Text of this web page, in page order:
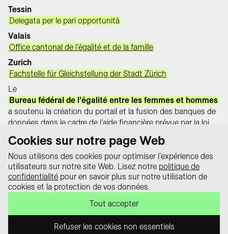
Tessin
Delegata per le pari opportunità
Valais
Office cantonal de l'égalité et de la famille
Zurich
Fachstelle für Gleichstellung der Stadt Zürich
Le
Bureau fédéral de l’égalité entre les femmes et hommes
a soutenu la création du portail et la fusion des banques de
données dans le cadre de l’aide financière prévue par la loi
Le portail « equality law – Tout sur la
loi sur l’égalité » est un projet de la
Protection des
Cookies sur notre page Web
Nous utilisons des cookies pour optimiser l’expérience des
utilisateurs sur notre site Web. Lisez notre politique de
confidentialité pour en savoir plus sur notre utilisation de
cookies et la protection de vos données.
Tout accepter
Refuser les cookies non essentiels